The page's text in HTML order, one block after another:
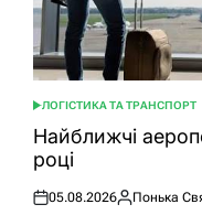
ОПУБЛІКУВАТИ
У
ЛОГІСТИКА ТА ТРАНСПОРТ
Найближчі
році
Оприлюднено
05.08.2026 Понька